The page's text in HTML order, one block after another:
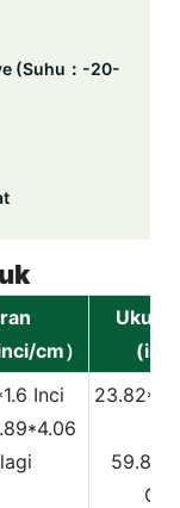
(Suhu：-20-
cm）
Inci